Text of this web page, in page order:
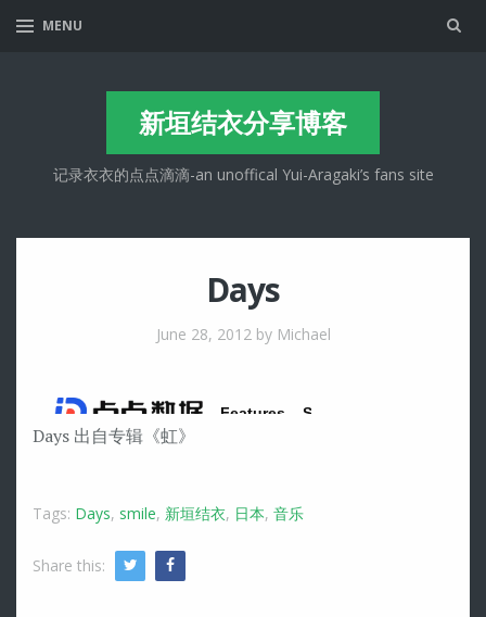
MENU
新垣结衣分享博客
记录衣衣的点点滴滴-an unoffical Yui-Aragaki’s fans site
Days
June 28, 2012by Michael
Days 出自专辑《虹》
Tags: Days, smile, 新垣结衣, 日本, 音乐
Share this: Twitter